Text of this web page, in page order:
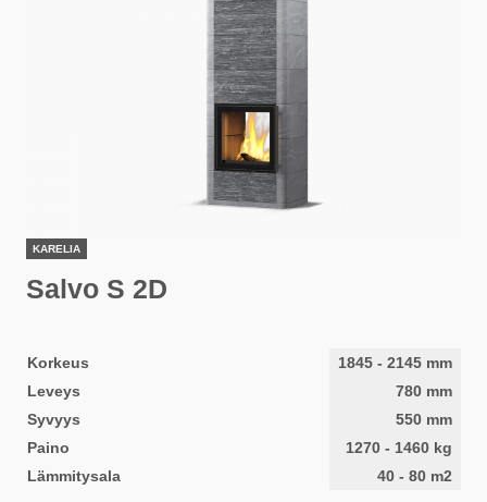
KARELIA
Salvo S 2D
Korkeus 1845 - 2145 mm
Leveys
780 mm
Syvyys
550 mm
Paino
1270 - 1460 kg
Lämmitysala
40 - 80 m2